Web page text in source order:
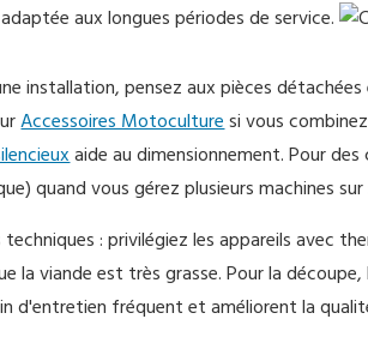
aux longues périodes de service.
installation, pensez aux pièces
Accessoires Motoculturesi vous
aide au dimensionnement. Pour
quand vous gérez plusieurs machines
techniques : privilégiez les appareils avec
la viande est très grasse. Pour la
d'entretien fréquent et améliorent la